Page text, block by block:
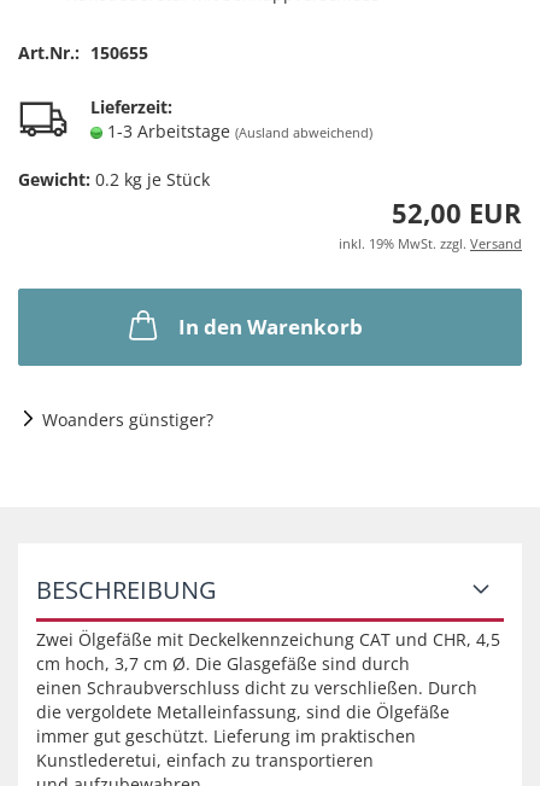
Art.Nr.: 150655
Lieferzeit:
1-3 Arbeitstage (Ausland abweichend)
Gewicht: 0.2 kg je Stück
52,00 EUR
inkl. 19% MwSt. zzgl. Versand
In den Warenkorb
Woanders günstiger?
BESCHREIBUNG
Zwei Ölgefäße mit Deckelkennzeichung CAT und CHR, 4,5
cm hoch, 3,7 cm Ø. Die Glasgefäße sind durch
einen Schraubverschluss dicht zu verschließen. Durch
die vergoldete Metalleinfassung, sind die Ölgefäße
immer gut geschützt. Lieferung im praktischen
Kunstlederetui, einfach zu transportieren